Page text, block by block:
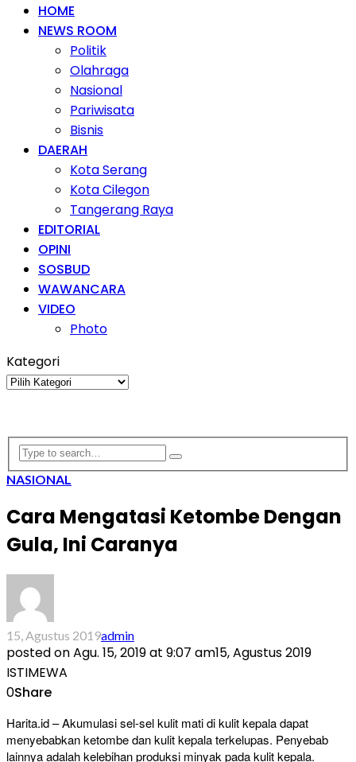
HOME
NEWS ROOM
Politik
Olahraga
Nasional
Pariwisata
Bisnis
DAERAH
Kota Serang
Kota Cilegon
Tangerang Raya
EDITORIAL
OPINI
SOSBUD
WAWANCARA
VIDEO
Photo
Kategori
Kategori
NASIONAL
Cara Mengatasi Ketombe Dengan
Gula, Ini Caranya
15, Agustus 2019admin
posted onAgu. 15, 2019 at 9:07 am15, Agustus 2019
ISTIMEWA
0Share
Harita.id – Akumulasi sel-sel kulit mati di kulit kepala dapat
menyebabkan ketombe dan kulit kepala terkelupas. Penyebab
lainnya adalah kelebihan produksi minyak pada kulit kepala.